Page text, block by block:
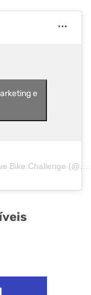
Uma publicação partilhada por Algarve Bike Challenge (@algarvebc)
e